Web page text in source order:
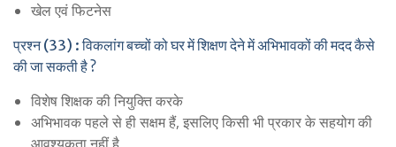
खेल एवं फिटनेस
प्रश्न (33) : विकलांग बच्चों को घर में शिक्षण देने में अभिभावकों की मदद कैसे
की जा सकती है ?
विशेष शिक्षक की नियुक्ति करके
अभिभावक पहले से ही सक्षम हैं, इसलिए किसी भी प्रकार के सहयोग की